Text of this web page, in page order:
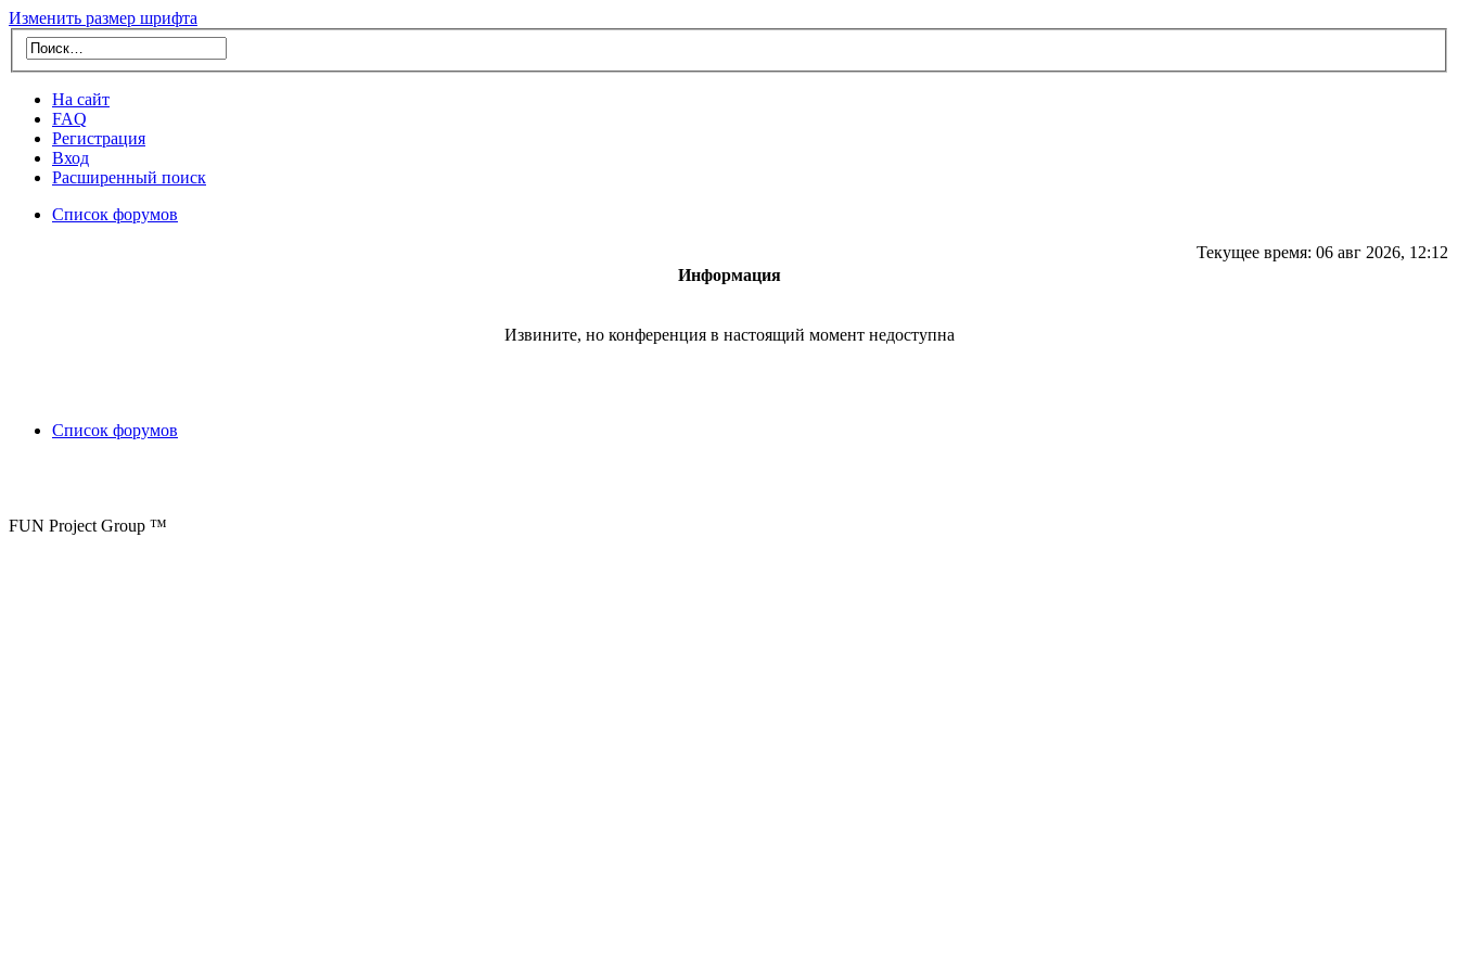
Изменить размер шрифта
На сайт
FAQ
Регистрация
Вход
Расширенный поиск
Список форумов
Текущее время: 06 авг 2026, 12:12
Информация
Извините, но конференция в настоящий момент недоступна
Список форумов
FUN Project Group ™